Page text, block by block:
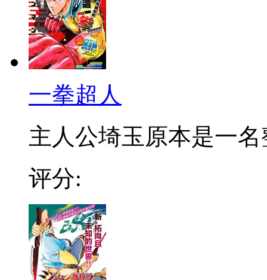
一拳超人
主人公埼玉原本是一名
评分: